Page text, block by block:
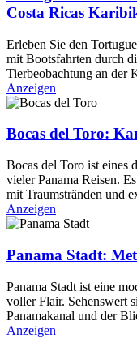
Costa Ricas
Erleben Sie den
mit Bootsfahrten durch
Tierbeobachtung an der
Anzeigen
Bocas del Toro:
Bocas del Toro ist eines
vieler Panama Reisen.
mit Traumstränden und
Anzeigen
Panama Stadt:
Panama Stadt ist eine
voller Flair. Sehenswert
Panamakanal und der
Anzeigen